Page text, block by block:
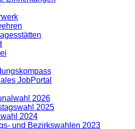
JobPortal
2026
2025
2024
und Bezirkswahlen 2023